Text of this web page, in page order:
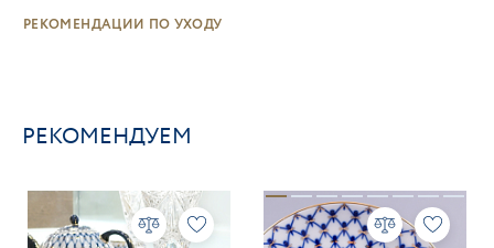
РЕКОМЕНДАЦИИ ПО УХОДУ
РЕКОМЕНДУЕМ